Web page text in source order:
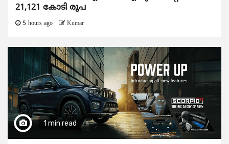
21,121 കോടി രൂപ
5 hours ago Kumar
1 min read